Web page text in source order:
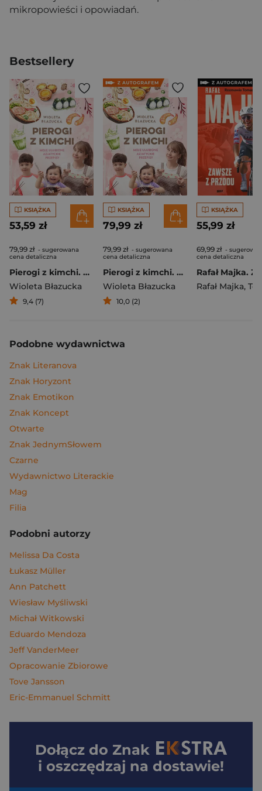
mikropowieści i opowiadań.
Bestsellery
KSIĄŻKA
53,59 zł
79,99 zł - sugerowana
cena detaliczna
Pierogi z kimchi. Moje ulubione azjatyckie przepisy
Wioleta Błazucka
9,4 (7)
KSIĄŻKA
79,99 zł
79,99 zł - sugerowana
cena detaliczna
Pierogi z kimchi. Moje ulubione azjatyckie przepisy - książka z autografem
Wioleta Błazucka
10,0 (2)
KSIĄŻKA
55,99 zł
69,99 zł -
cena detaliczna
Rafał Majka,
Podobne wydawnictwa
Znak Literanova
Znak Horyzont
Znak Emotikon
Znak Koncept
Otwarte
Znak JednymSłowem
Czarne
Wydawnictwo Literackie
Mag
Filia
Podobni autorzy
Melissa Da Costa
Łukasz Müller
Ann Patchett
Wiesław Myśliwski
Michał Witkowski
Eduardo Mendoza
Jeff VanderMeer
Opracowanie Zbiorowe
Tove Jansson
Eric-Emmanuel Schmitt
Dołącz do Znak
i oszczędzaj na dostawie!